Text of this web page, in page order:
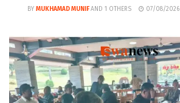
BY MUKHAMAD MUNIF AND 1 OTHERS 07/08/2026